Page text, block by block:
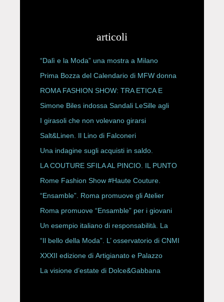
articoli
“Dalì e la Moda” una mostra a Milano
Prima Bozza del Calendario di MFW donna
P/E 2027
ROMA FASHION SHOW: TRA ETICA E
HAUTE COUTURE
Simone Biles indossa Sandali LeSille agli
ESPY Awards 2026
I girasoli che non volevano girarsi
Salt&Linen. Il Lino di Falconeri
Una indagine sugli acquisti in saldo.
LA COUTURE SFILA AL PINCIO. IL PUNTO
CON ALESSANDRO ONORATO E
ROBERTA ANGELILLI
Rome Fashion Show #Haute Couture.
“Ensamble”. Roma promuove gli Atelier
Storici
Roma promuove “Ensamble” per i giovani
Un esempio italiano di responsabilità. La
Rete Slow Fiber
“Il bello della Moda”. L’ osservatorio di CNMI
XXXII edizione di Artigianato e Palazzo
La visione d’estate di Dolce&Gabbana